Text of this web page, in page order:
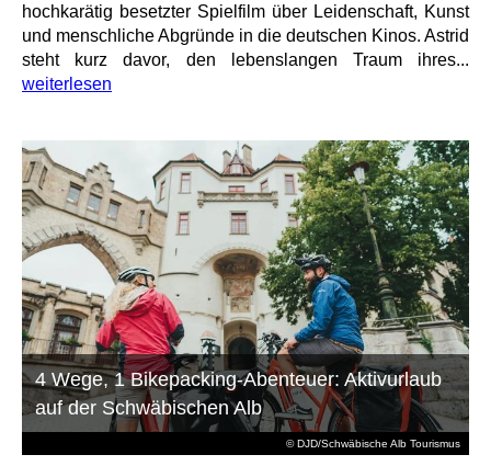
hochkarätig besetzter Spielfilm über Leidenschaft, Kunst
und menschliche Abgründe in die deutschen Kinos. Astrid
steht kurz davor, den lebenslangen Traum ihres...
weiterlesen
© DJD/Schwäbische Alb Tourismus
4 Wege, 1 Bikepacking-Abenteuer: Aktivurlaub
auf der Schwäbischen Alb